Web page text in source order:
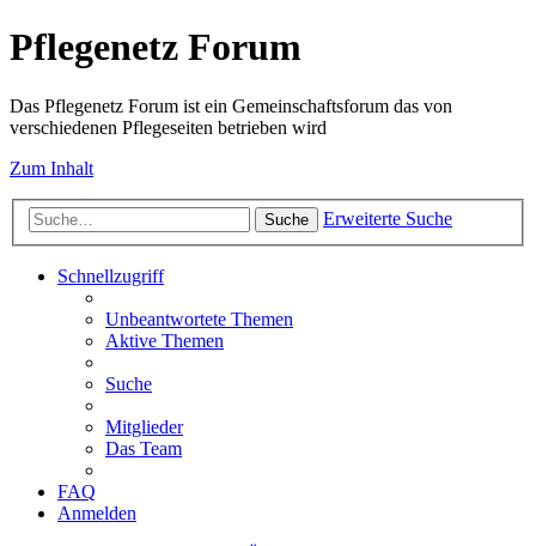
Pflegenetz Forum
Das Pflegenetz Forum ist ein Gemeinschaftsforum das von
verschiedenen Pflegeseiten betrieben wird
Zum Inhalt
Suche Erweiterte Suche
Schnellzugriff
Unbeantwortete Themen
Aktive Themen
Suche
Mitglieder
Das Team
FAQ
Anmelden